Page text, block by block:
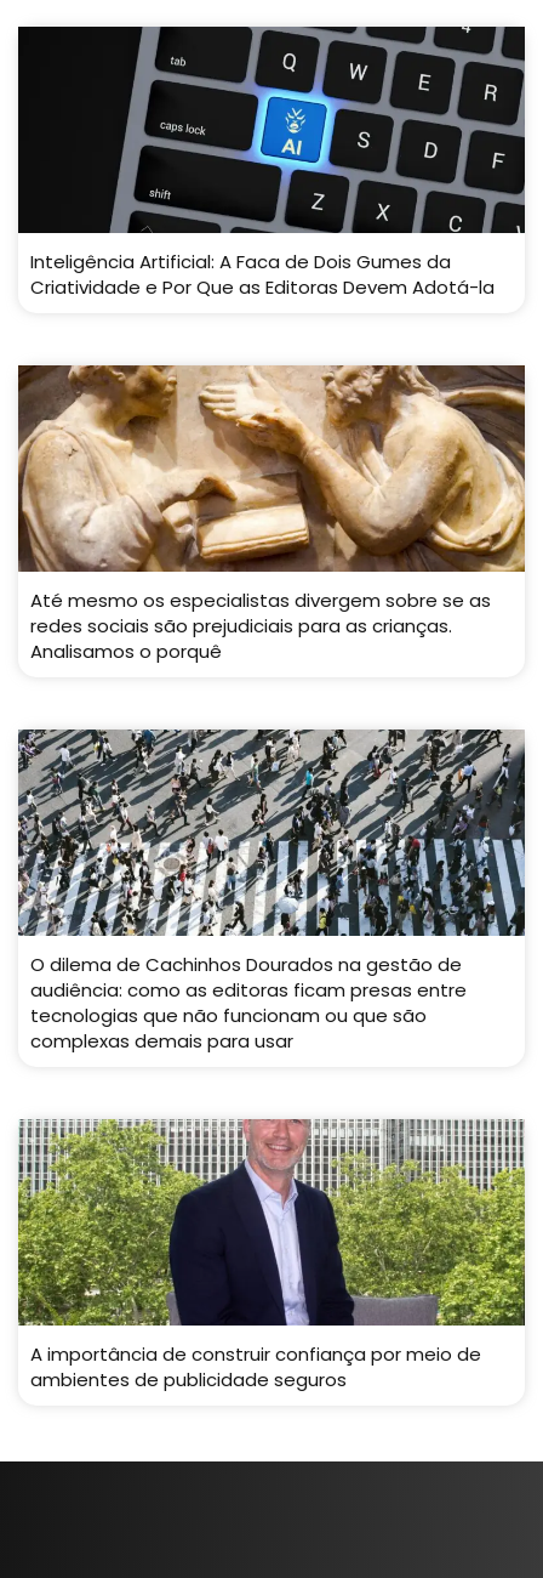
Inteligência Artificial: A Faca de Dois Gumes da
Criatividade e Por Que as Editoras Devem Adotá-la
Até mesmo os especialistas divergem sobre se as
redes sociais são prejudiciais para as crianças.
Analisamos o porquê
O dilema de Cachinhos Dourados na gestão de
audiência: como as editoras ficam presas entre
tecnologias que não funcionam ou que são
complexas demais para usar
A importância de construir confiança por meio de
ambientes de publicidade seguros